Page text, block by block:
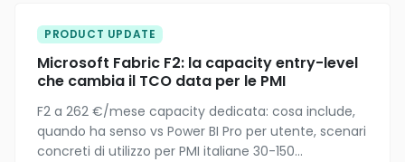
PRODUCT UPDATE
Microsoft Fabric F2: la capacity entry-level
che cambia il TCO data per le PMI
F2 a 262 €/mese capacity dedicata: cosa include,
quando ha senso vs Power BI Pro per utente, scenari
concreti di utilizzo per PMI italiane 30-150